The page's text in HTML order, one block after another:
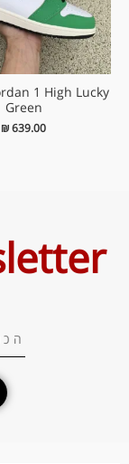
1 High Lucky
Green
₪639.00